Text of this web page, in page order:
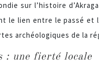
sur l’histoire
le lien entre le passé et
archéologiques de la
: une fierté locale